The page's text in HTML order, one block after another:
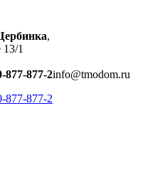
,
1
877-877-2info@tmodom.ru
877-877-2